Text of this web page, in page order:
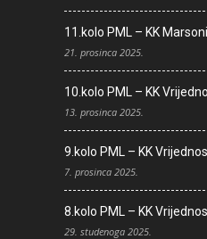
11.kolo PML – KK
21. prosinca 2025.
10.kolo PML – KK
13. prosinca 2025.
9.kolo PML – KK
7. prosinca 2025.
8.kolo PML – KK
29. studenoga 2025.